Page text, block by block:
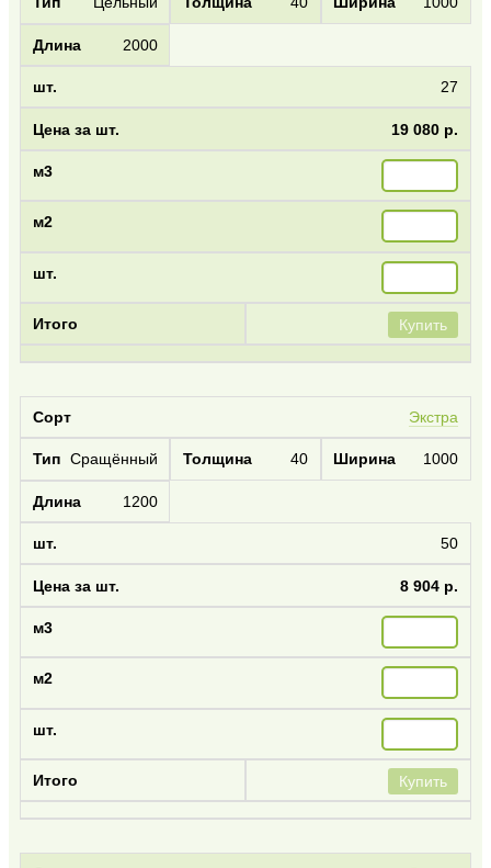
2000
27
19 080 р.
Купить
Экстра
Сращённый 40 1000
1200
50
8 904 р.
Купить